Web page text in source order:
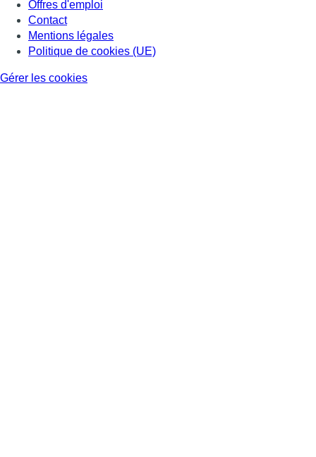
Offres d'emploi
Contact
Mentions légales
Politique de cookies (UE)
Gérer les cookies